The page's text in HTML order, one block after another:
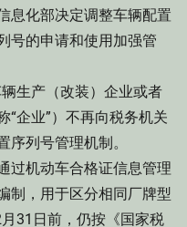
息化部决定调整车辆配置
号的申请和使用加强管
生产（改装）企业或者
“企业”）不再向税务机关
列号管理机制。
机动车合格证信息管理
制，用于区分相同厂牌型
31日前，仍按《国家税